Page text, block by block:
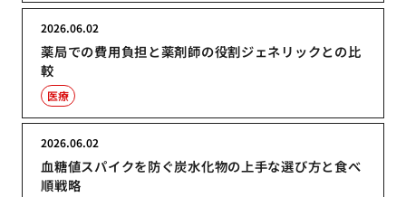
薬局での費用負担と薬剤師の役割ジェネリックとの比
較
2026.06.02
医療
血糖値スパイクを防ぐ炭水化物の上手な選び方と食べ
順戦略
2026.06.02